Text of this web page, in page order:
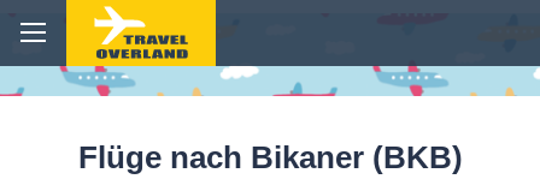
Flüge nach Bikaner (BKB)